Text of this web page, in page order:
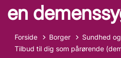
en
Forside Borger Sundhed
Tilbud til dig som pårørende